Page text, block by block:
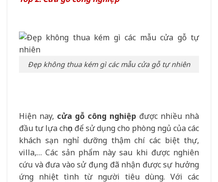
Đẹp không thua kém gì các mẫu cửa gỗ tự nhiên
Hiện nay, cửa gỗ công nghiệp được nhiều nhà
đầu tư lựa chọn để sử dụng cho phòng ngủ của các
khách sạn nghỉ dưỡng thậm chí các biệt thự,
villa,… Các sản phẩm này sau khi được nghiên
cứu và đưa vào sử đụng đã nhận được sự hưởng
ứng nhiệt tình từ người tiêu dùng. Với các